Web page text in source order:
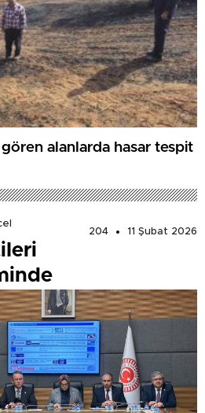
gören alanlarda hasar tespit
204
11 Şubat 2026